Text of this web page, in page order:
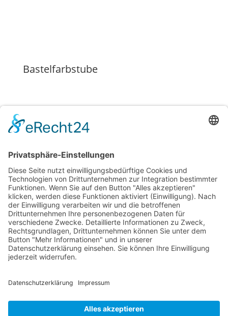
Bastelfarbstube
Wichtige Links
Newsletter
Erhalte regelmäßig inspirierende Journaltipps, die
du sofort umsetzen kannst. Melde dich jetzt für
meinen Newsletter an und lass dich kreativ
begleiten.
Newsletter abonnieren